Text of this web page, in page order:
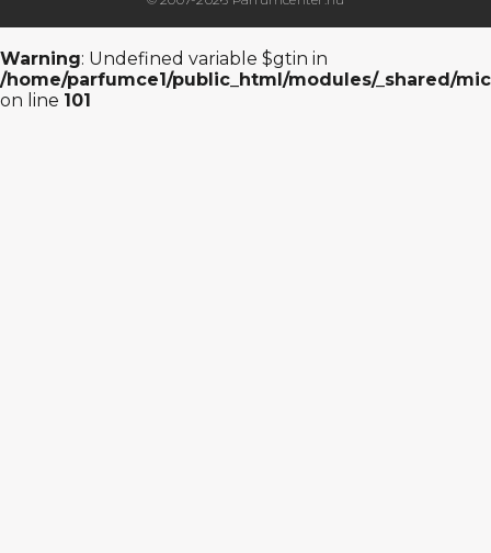
Warning: Undefined variable $gtin in
/home/parfumce1/public_html/modules/_shared/
on line 101